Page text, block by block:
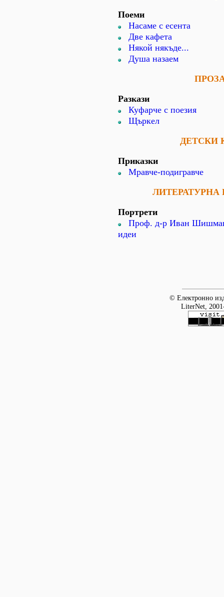
Поеми
Насаме с есента
Две кафета
Някой някъде...
Душа назаем
Разкази
Куфарче с поезия
Щъркел
ДЕТСКИ
Приказки
Мравче-подигравче
ЛИТЕРАТУРНА
Портрети
Проф. д-р Иван
идеи
© Електронно
LiterNet,